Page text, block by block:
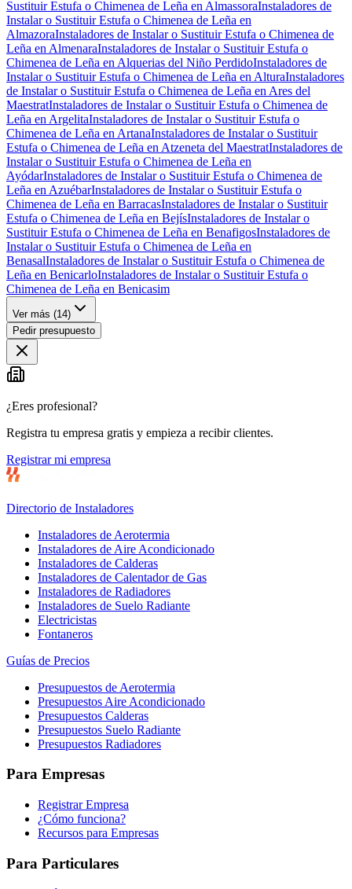
Sustituir Estufa o Chimenea de Leña en AlmassoraInstaladores de
Instalar o Sustituir Estufa o Chimenea de Leña en
AlmazoraInstaladores de Instalar o Sustituir Estufa o Chimenea de
Leña en AlmenaraInstaladores de Instalar o Sustituir Estufa o
Chimenea de Leña en Alquerias del Niño PerdidoInstaladores de
Instalar o Sustituir Estufa o Chimenea de Leña en AlturaInstaladores
de Instalar o Sustituir Estufa o Chimenea de Leña en Ares del
MaestratInstaladores de Instalar o Sustituir Estufa o Chimenea de
Leña en ArgelitaInstaladores de Instalar o Sustituir Estufa o
Chimenea de Leña en ArtanaInstaladores de Instalar o Sustituir
Estufa o Chimenea de Leña en Atzeneta del MaestratInstaladores de
Instalar o Sustituir Estufa o Chimenea de Leña en
AyódarInstaladores de Instalar o Sustituir Estufa o Chimenea de
Leña en AzuébarInstaladores de Instalar o Sustituir Estufa o
Chimenea de Leña en BarracasInstaladores de Instalar o Sustituir
Estufa o Chimenea de Leña en BejísInstaladores de Instalar o
Sustituir Estufa o Chimenea de Leña en BenafigosInstaladores de
Instalar o Sustituir Estufa o Chimenea de Leña en
BenasalInstaladores de Instalar o Sustituir Estufa o Chimenea de
Leña en BenicarloInstaladores de Instalar o Sustituir Estufa o
Chimenea de Leña en Benicasim
Ver más (14)
Pedir presupuesto
¿Eres profesional?
Registra tu empresa gratis y empieza a recibir clientes.
Registrar mi empresa
Directorio de Instaladores
Instaladores de Aerotermia
Instaladores de Aire Acondicionado
Instaladores de Calderas
Instaladores de Calentador de Gas
Instaladores de Radiadores
Instaladores de Suelo Radiante
Electricistas
Fontaneros
Guías de Precios
Presupuestos de Aerotermia
Presupuestos Aire Acondicionado
Presupuestos Calderas
Presupuestos Suelo Radiante
Presupuestos Radiadores
Para Empresas
Registrar Empresa
¿Cómo funciona?
Recursos para Empresas
Para Particulares